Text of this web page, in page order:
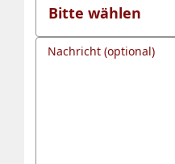
Nachricht (optional)